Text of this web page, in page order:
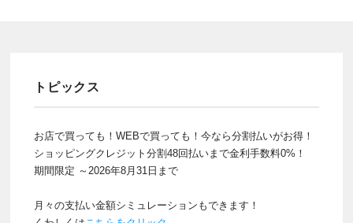
トピックス
お店で買っても！WEBで買っても！今なら分割払いがお得！
ショッピングクレジット分割48回払いまで金利手数料0%！
期間限定 ～2026年8月31日まで
月々の支払い金額シミュレーションもできます！